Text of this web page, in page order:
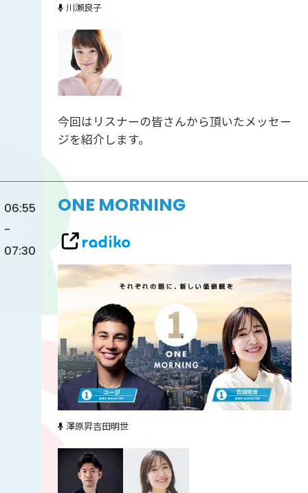
川瀬良子
今回はリスナーの皆さんから頂いたメッセー
ジを紹介します。
06:55
-
07:30
ONE MORNING
澤原昇吉田明世